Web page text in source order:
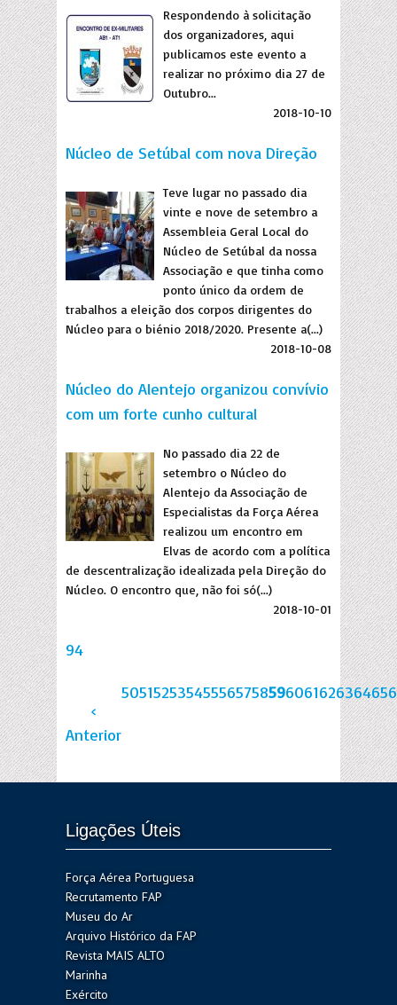
Respondendo à solicitação
dos organizadores, aqui
publicamos este evento a
realizar no próximo dia 27 de
Outubro...
2018-10-10
Núcleo de Setúbal com nova Direção
Teve lugar no passado dia
vinte e nove de setembro a
Assembleia Geral Local do
Núcleo de Setúbal da nossa
Associação e que tinha como
ponto único da ordem de
trabalhos a eleição dos corpos dirigentes do
Núcleo para o biénio 2018/2020. Presente a(...)
2018-10-08
Núcleo do Alentejo organizou convívio
com um forte cunho cultural
No passado dia 22 de
setembro o Núcleo do
Alentejo da Associação de
Especialistas da Força Aérea
realizou um encontro em
Elvas de acordo com a política
de descentralização idealizada pela Direção do
Núcleo. O encontro que, não foi só(...)
2018-10-01
94
‹
Anterior
50515253545556575859606162636465
Ligações Úteis
Força Aérea Portuguesa
Recrutamento FAP
Museu do Ar
Arquivo Histórico da FAP
Revista MAIS ALTO
Marinha
Exército